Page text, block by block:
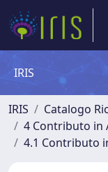
IRIS
IRIS
Catalogo
4 Contributo in
4.1 Contributo